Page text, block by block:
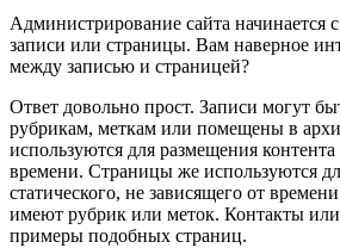
Администрирование сайта начинается
записи или страницы. Вам наверное
между записью и страницей?
Ответ довольно прост. Записи могут
рубрикам, меткам или помещены в
используются для размещения контента
времени. Страницы же используются
статического, не зависящего от
имеют рубрик или меток. Контакты
примеры подобных страниц.